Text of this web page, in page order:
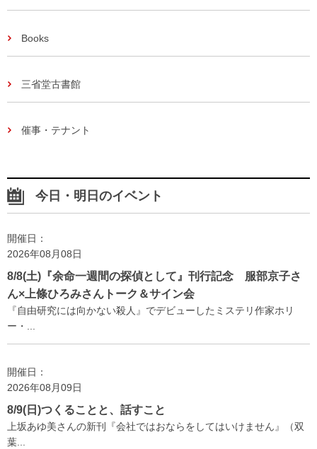
Books
三省堂古書館
催事・テナント
今日・明日のイベント
開催日：
2026年08月08日
8/8(土)『余命一週間の探偵として』刊行記念 服部京子さ
ん×上條ひろみさんトーク＆サイン会
『自由研究には向かない殺人』でデビューしたミステリ作家ホリ
ー・...
開催日：
2026年08月09日
8/9(日)つくることと、話すこと
上坂あゆ美さんの新刊『会社ではおならをしてはいけません』（双
葉...